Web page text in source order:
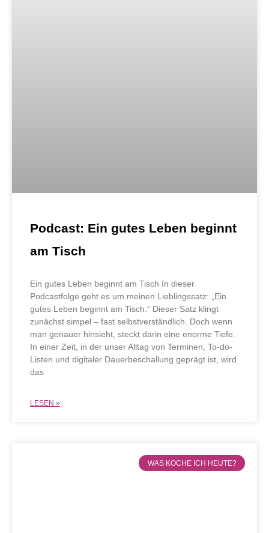
Podcast: Ein gutes Leben beginnt
am Tisch
Ein gutes Leben beginnt am Tisch In dieser
Podcastfolge geht es um meinen Lieblingssatz: „Ein
gutes Leben beginnt am Tisch.“ Dieser Satz klingt
zunächst simpel – fast selbstverständlich. Doch wenn
man genauer hinsieht, steckt darin eine enorme Tiefe.
In einer Zeit, in der unser Alltag von Terminen, To-do-
Listen und digitaler Dauerbeschallung geprägt ist, wird
das
LESEN »
WAS KOCHE ICH HEUTE?